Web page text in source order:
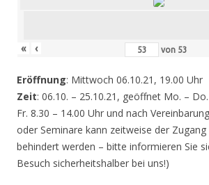
« ‹ von 53
Eröffnung: Mittwoch 06.10.21, 19.00 Uhr
Zeit: 06.10. – 25.10.21, geöffnet Mo. –
Fr. 8.30 – 14.00 Uhr und nach
oder Seminare kann zeitweise der
behindert werden – bitte informieren Sie
Besuch sicherheitshalber bei uns!)